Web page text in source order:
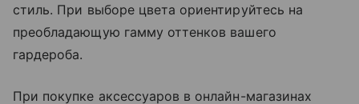
стиль. При выборе цвета ориентируйтесь на
преобладающую гамму оттенков вашего
гардероба.
При покупке аксессуаров в онлайн-магазинах